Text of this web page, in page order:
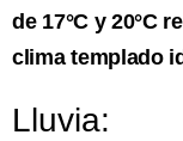
de 17°C y 20°C
clima templado
Lluvia: